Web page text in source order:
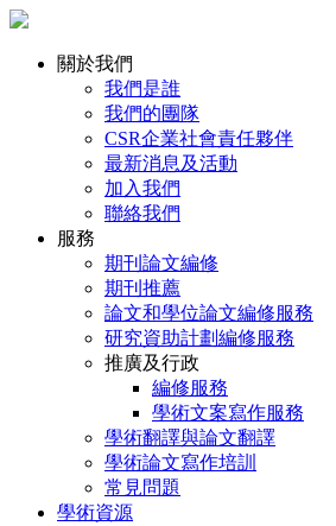
關於我們
我們是誰
我們的團隊
CSR企業社會責任夥伴
最新消息及活動
加入我們
聯絡我們
服務
期刊論文編修
期刊推薦
論文和學位論文編修服務
研究資助計劃編修服務
推廣及行政
編修服務
學術文案寫作服務
學術翻譯與論文翻譯
學術論文寫作培訓
常見問題
學術資源